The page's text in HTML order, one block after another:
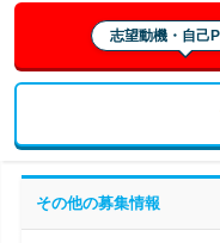
志望動機・自己
その他の募集情報